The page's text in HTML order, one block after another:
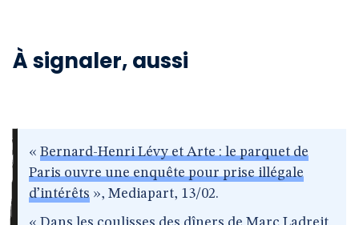
À signaler, aussi
« Bernard-Henri Lévy et Arte : le parquet de
Paris ouvre une enquête pour prise illégale
d’intérêts », Mediapart, 13/02.